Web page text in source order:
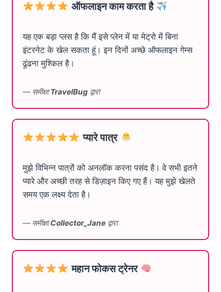
ऑफलाइन काम करता है
यह एक बड़ा प्लस है कि मैं इसे प्लेन में या मेट्रो में बिना
इंटरनेट के खेल सकता हूं। इन दिनों अच्छे ऑफलाइन गेम्स
ढूंढना मुश्किल है।
— समीक्षाTravelBug द्वारा
प्यारे पात्र
मुझे विभिन्न पात्रों को अनलॉक करना पसंद है। वे सभी इतने
प्यारे और अच्छी तरह से डिज़ाइन किए गए हैं। यह मुझे खेलते
समय एक लक्ष्य देता है।
— समीक्षाCollector_Jane द्वारा
महान फोकस ट्रेनर